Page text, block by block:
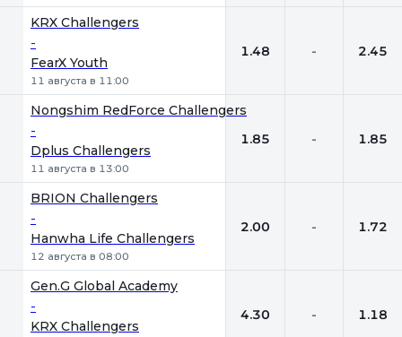
KRX Challengers
-
FearX Youth
11 августа в 11:00
1.48 - 2.45
Nongshim RedForce Challengers
-
Dplus Challengers
11 августа в 13:00
1.85 - 1.85
BRION Challengers
-
Hanwha Life Challengers
12 августа в 08:00
2.00 - 1.72
Gen.G Global Academy
-
KRX Challengers
4.30 - 1.18